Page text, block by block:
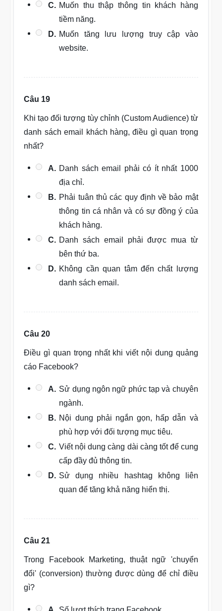
C. Muốn thu thập thông tin khách hàng
tiềm năng.
D. Muốn tăng lưu lượng truy cập vào
website.
Câu 19
Khi tạo đối tượng tùy chỉnh (Custom Audience) từ
danh sách email khách hàng, điều gì quan trọng
nhất?
A. Danh sách email phải có ít nhất 1000
địa chỉ.
B. Phải tuân thủ các quy định về bảo mật
thông tin cá nhân và có sự đồng ý của
khách hàng.
C. Danh sách email phải được mua từ
bên thứ ba.
D. Không cần quan tâm đến chất lượng
danh sách email.
Câu 20
Điều gì quan trọng nhất khi viết nội dung quảng
cáo Facebook?
A. Sử dụng ngôn ngữ phức tạp và chuyên
ngành.
B. Nội dung phải ngắn gọn, hấp dẫn và
phù hợp với đối tượng mục tiêu.
C. Viết nội dung càng dài càng tốt để cung
cấp đầy đủ thông tin.
D. Sử dụng nhiều hashtag không liên
quan để tăng khả năng hiển thị.
Câu 21
Trong Facebook Marketing, thuật ngữ 'chuyển
đổi' (conversion) thường được dùng để chỉ điều
gì?